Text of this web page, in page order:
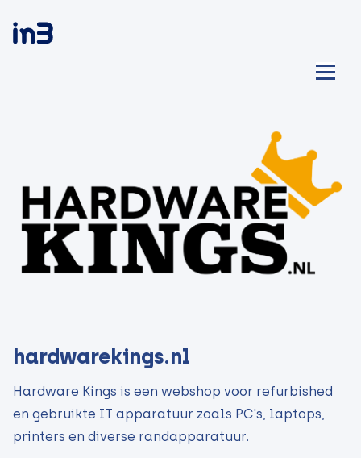
hardwarekings.nl
Hardware Kings is een webshop voor refurbished
en gebruikte IT apparatuur zoals PC's, laptops,
printers en diverse randapparatuur.